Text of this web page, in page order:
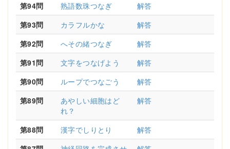
第94問 熟語数珠つなぎ
解答
第93問
カラフルかな
解答
第92問
へその緒つなぎ
解答
第91問
文字をつなげよう
解答
第90問
ループでつなごう
解答
第89問
あやしい細胞はど
れ？
解答
第88問 漢字でしりとり
解答